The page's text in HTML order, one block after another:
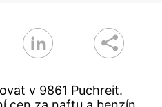
v 9861 Puchreit.